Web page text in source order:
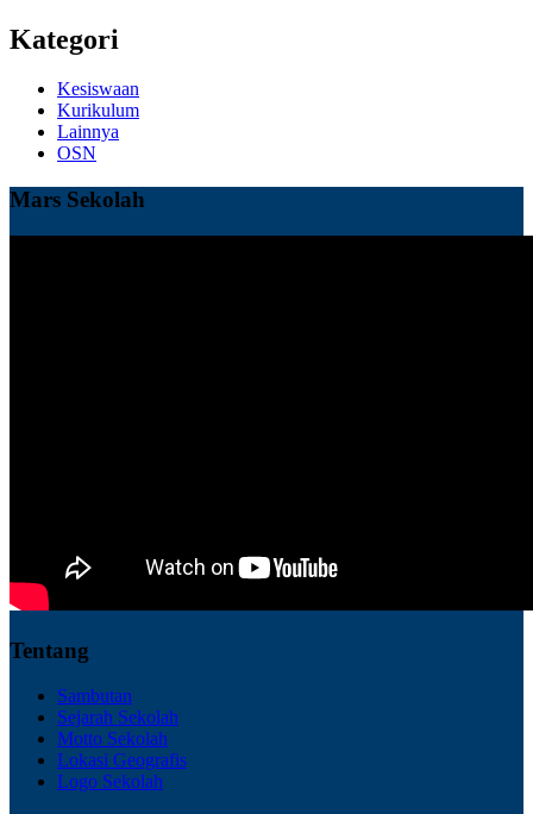
Kategori
Kesiswaan
Kurikulum
Lainnya
OSN
Mars Sekolah
Tentang
Sambutan
Sejarah Sekolah
Motto Sekolah
Lokasi Geografis
Logo Sekolah